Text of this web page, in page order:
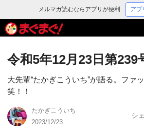
メルマガ読むならアプリが便利 アプ
令和5年12月23日第239
大先輩“たかぎこういち”が語る。ファ
笑！！
たかぎこういち
2023/12/23
シ